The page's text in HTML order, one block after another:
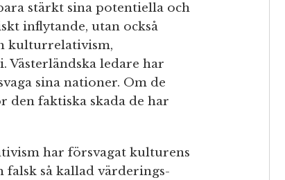
stärkt sina potentiella och
inflytande, utan också
kulturrelativism,
ledare har
sina nationer. Om de
faktiska skada de har
har försvagat kulturens
falsk så kallad värderings-